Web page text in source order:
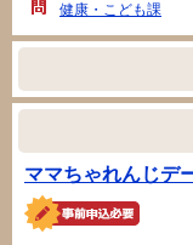
健康・こども課
ママちゃれんじ